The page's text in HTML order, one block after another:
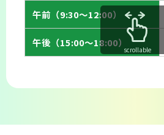
午前（9:30〜12:00）
午後（15:00〜18:00）
scrollable